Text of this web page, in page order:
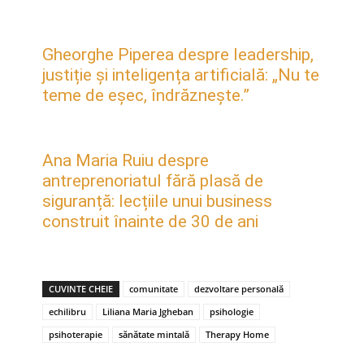
Gheorghe Piperea despre leadership,
justiție și inteligența artificială: „Nu te
teme de eșec, îndrăznește.”
Ana Maria Ruiu despre
antreprenoriatul fără plasă de
siguranță: lecțiile unui business
construit înainte de 30 de ani
CUVINTE CHEIE comunitate
dezvoltare personală
echilibru
Liliana Maria Jgheban
psihologie
psihoterapie
sănătate mintală Therapy Home